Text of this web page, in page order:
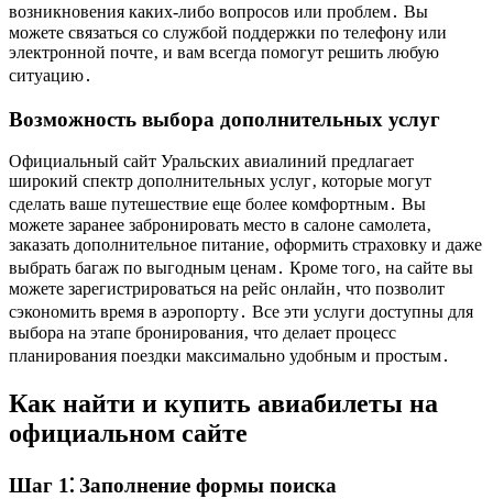
возникновения каких-либо вопросов или проблем․ Вы
можете связаться со службой поддержки по телефону или
электронной почте‚ и вам всегда помогут решить любую
ситуацию․
Возможность выбора дополнительных услуг
Официальный сайт Уральских авиалиний предлагает
широкий спектр дополнительных услуг‚ которые могут
сделать ваше путешествие еще более комфортным․ Вы
можете заранее забронировать место в салоне самолета‚
заказать дополнительное питание‚ оформить страховку и даже
выбрать багаж по выгодным ценам․ Кроме того‚ на сайте вы
можете зарегистрироваться на рейс онлайн‚ что позволит
сэкономить время в аэропорту․ Все эти услуги доступны для
выбора на этапе бронирования‚ что делает процесс
планирования поездки максимально удобным и простым․
Как найти и купить авиабилеты на
официальном сайте
Шаг 1⁚ Заполнение формы поиска